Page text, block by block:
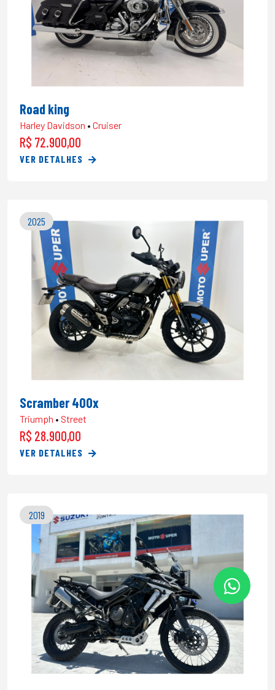
Road king
Harley Davidson • Cruiser
R$ 72.900,00
VER DETALHES
2025
Scramber 400x
Triumph • Street
R$ 28.900,00
VER DETALHES
2019